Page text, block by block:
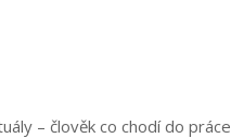
– člověk co chodí do práce